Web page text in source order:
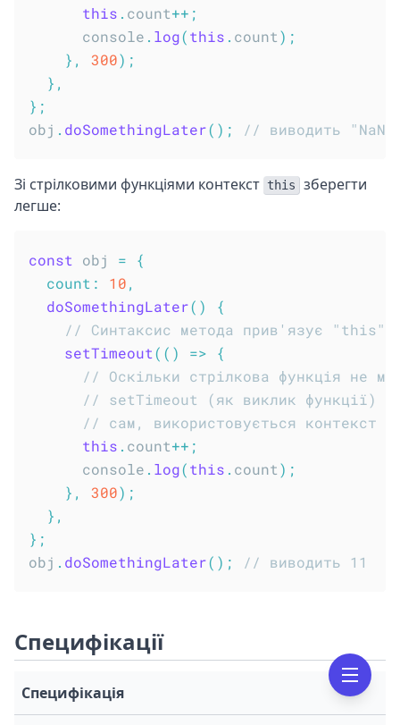
this . count++ ;
      console
. log(this . count) ;
} , 300) ;
} ,
} ;
obj . doSomethingLater( ) ; // виводить
Зі стрілковими функціями контекст this
зберегти
легше:
const obj =
{
count : 10,
doSomethingLater( )
{
// Синтаксис метода прив'язує "this"
setTimeout( ( ) =>
{
// Оскільки стрілкова функція не
// setTimeout (як виклик функції)
// сам, використовується контекст
this . count++ ;
      console
. log(this . count) ;
} , 300) ;
} ,
} ;
obj . doSomethingLater( ) ; // виводить 11
Специфікації
Специфікація